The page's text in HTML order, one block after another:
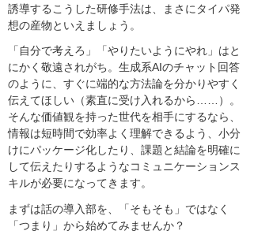
誘導するこうした研修手法は、まさにタイパ発
想の産物といえましょう。
「自分で考えろ」「やりたいようにやれ」はと
にかく敬遠されがち。生成系AIのチャット回答
のように、すぐに端的な方法論を分かりやすく
伝えてほしい（素直に受け入れるから……）。
そんな価値観を持った世代を相手にするなら、
情報は短時間で効率よく理解できるよう、小分
けにパッケージ化したり、課題と結論を明確に
して伝えたりするようなコミュニケーションス
キルが必要になってきます。
まずは話の導入部を、「そもそも」ではなく
「つまり」から始めてみませんか？